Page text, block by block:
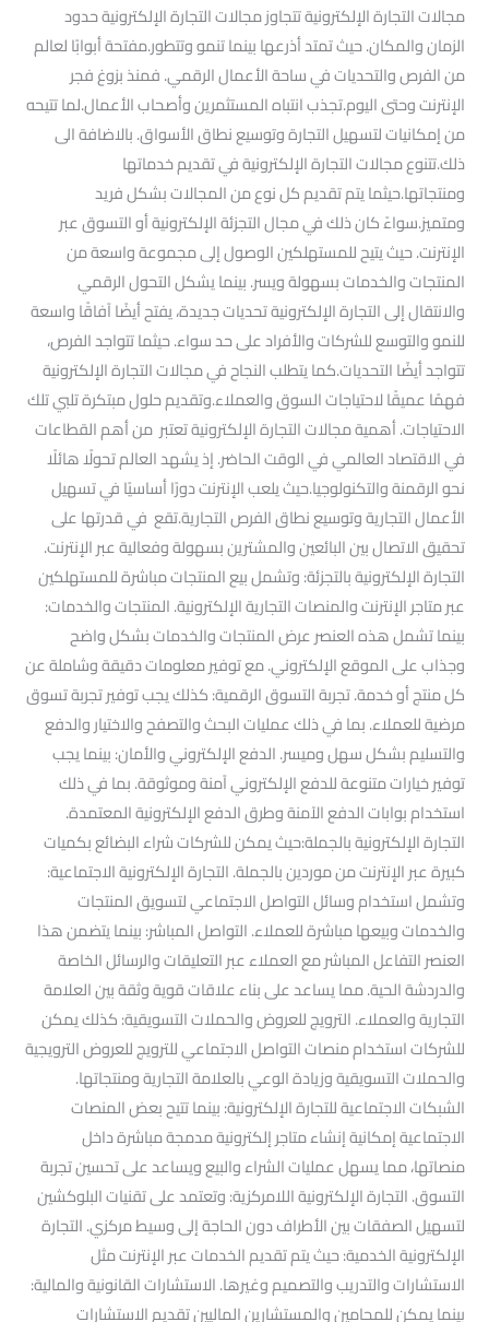
مجالات التجارة الإلكترونية تتجاوز مجالات التجارة الإلكترونية حدود
الزمان والمكان. حيث تمتد أذرعها بينما تنمو وتتطور.مفتحة أبوابًا لعالم
من الفرص والتحديات في ساحة الأعمال الرقمي. فمنذ بزوغ فجر
الإنترنت وحتى اليوم.تجذب انتباه المستثمرين وأصحاب الأعمال.لما تتيحه
من إمكانيات لتسهيل التجارة وتوسيع نطاق الأسواق. بالاضافة الى
ذلك.تتنوع مجالات التجارة الإلكترونية في تقديم خدماتها
ومنتجاتها.حيثما يتم تقديم كل نوع من المجالات بشكل فريد
ومتميز.سواءً كان ذلك في مجال التجزئة الإلكترونية أو التسوق عبر
الإنترنت. حيث يتيح للمستهلكين الوصول إلى مجموعة واسعة من
المنتجات والخدمات بسهولة ويسر. بينما يشكل التحول الرقمي
والانتقال إلى التجارة الإلكترونية تحديات جديدة، يفتح أيضًا آفاقًا واسعة
للنمو والتوسع للشركات والأفراد على حد سواء. حيثما تتواجد الفرص،
تتواجد أيضًا التحديات.كما يتطلب النجاح في مجالات التجارة الإلكترونية
فهمًا عميقًا لاحتياجات السوق والعملاء.وتقديم حلول مبتكرة تلبي تلك
الاحتياجات. أهمية مجالات التجارة الإلكترونية تعتبر من أهم القطاعات
في الاقتصاد العالمي في الوقت الحاضر. إذ يشهد العالم تحولًا هائلًا
نحو الرقمنة والتكنولوجيا.حيث يلعب الإنترنت دورًا أساسيًا في تسهيل
الأعمال التجارية وتوسيع نطاق الفرص التجارية.تقع في قدرتها على
تحقيق الاتصال بين البائعين والمشترين بسهولة وفعالية عبر الإنترنت.
التجارة الإلكترونية بالتجزئة: وتشمل بيع المنتجات مباشرة للمستهلكين
عبر متاجر الإنترنت والمنصات التجارية الإلكترونية. المنتجات والخدمات:
بينما تشمل هذه العنصر عرض المنتجات والخدمات بشكل واضح
وجذاب على الموقع الإلكتروني. مع توفير معلومات دقيقة وشاملة عن
كل منتج أو خدمة. تجربة التسوق الرقمية: كذلك يجب توفير تجربة تسوق
مرضية للعملاء. بما في ذلك عمليات البحث والتصفح والاختيار والدفع
والتسليم بشكل سهل وميسر. الدفع الإلكتروني والأمان: بينما يجب
توفير خيارات متنوعة للدفع الإلكتروني آمنة وموثوقة. بما في ذلك
استخدام بوابات الدفع الآمنة وطرق الدفع الإلكترونية المعتمدة.
التجارة الإلكترونية بالجملة:حيث يمكن للشركات شراء البضائع بكميات
كبيرة عبر الإنترنت من موردين بالجملة. التجارة الإلكترونية الاجتماعية:
وتشمل استخدام وسائل التواصل الاجتماعي لتسويق المنتجات
والخدمات وبيعها مباشرة للعملاء. التواصل المباشر: بينما يتضمن هذا
العنصر التفاعل المباشر مع العملاء عبر التعليقات والرسائل الخاصة
والدردشة الحية. مما يساعد على بناء علاقات قوية وثقة بين العلامة
التجارية والعملاء. الترويج للعروض والحملات التسويقية: كذلك يمكن
للشركات استخدام منصات التواصل الاجتماعي للترويج للعروض الترويجية
والحملات التسويقية وزيادة الوعي بالعلامة التجارية ومنتجاتها.
الشبكات الاجتماعية للتجارة الإلكترونية: بينما تتيح بعض المنصات
الاجتماعية إمكانية إنشاء متاجر إلكترونية مدمجة مباشرة داخل
منصاتها، مما يسهل عمليات الشراء والبيع ويساعد على تحسين تجربة
التسوق. التجارة الإلكترونية اللامركزية: وتعتمد على تقنيات البلوكشين
لتسهيل الصفقات بين الأطراف دون الحاجة إلى وسيط مركزي. التجارة
الإلكترونية الخدمية: حيث يتم تقديم الخدمات عبر الإنترنت مثل
الاستشارات والتدريب والتصميم وغيرها. الاستشارات القانونية والمالية:
بينما يمكن للمحامين والمستشارين الماليين تقديم الاستشارات